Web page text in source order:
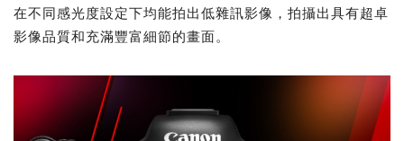
在不同感光度設定下均能拍出低雜訊影像，拍攝出具有超卓
影像品質和充滿豐富細節的畫面。